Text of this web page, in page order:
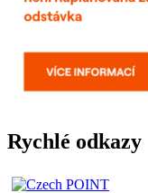
Rychlé odkazy